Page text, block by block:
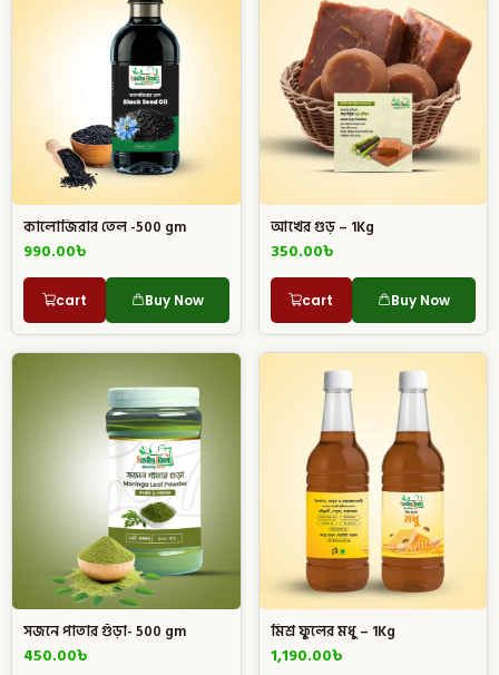
কালোজিরার তেল -500 gm
990.00৳
cart Buy Now
আখের গুড় – 1Kg
350.00৳
cart Buy Now
সজনে পাতার গুঁড়া- 500 gm
450.00৳
মিশ্র ফুলের মধু – 1Kg
1,190.00৳